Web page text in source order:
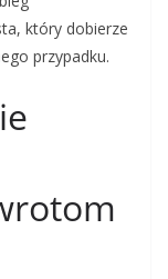
który dobierze
przypadku.